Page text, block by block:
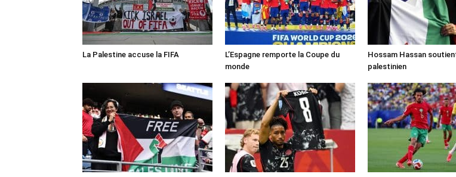
La Palestine accuse la FIFA
L’Espagne remporte la Coupe du
monde
Hossam Hassan
palestinien